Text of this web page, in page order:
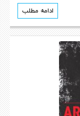
ادامه مطلب